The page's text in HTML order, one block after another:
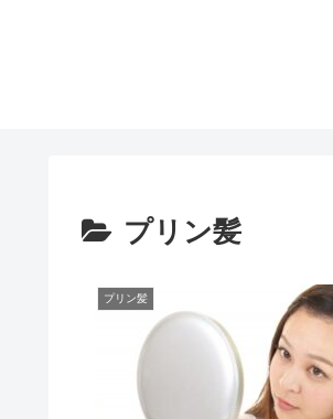
プリン髪
プリン髪